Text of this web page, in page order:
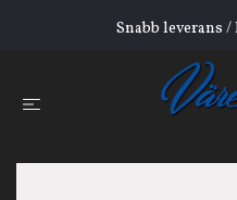
Snabb leverans